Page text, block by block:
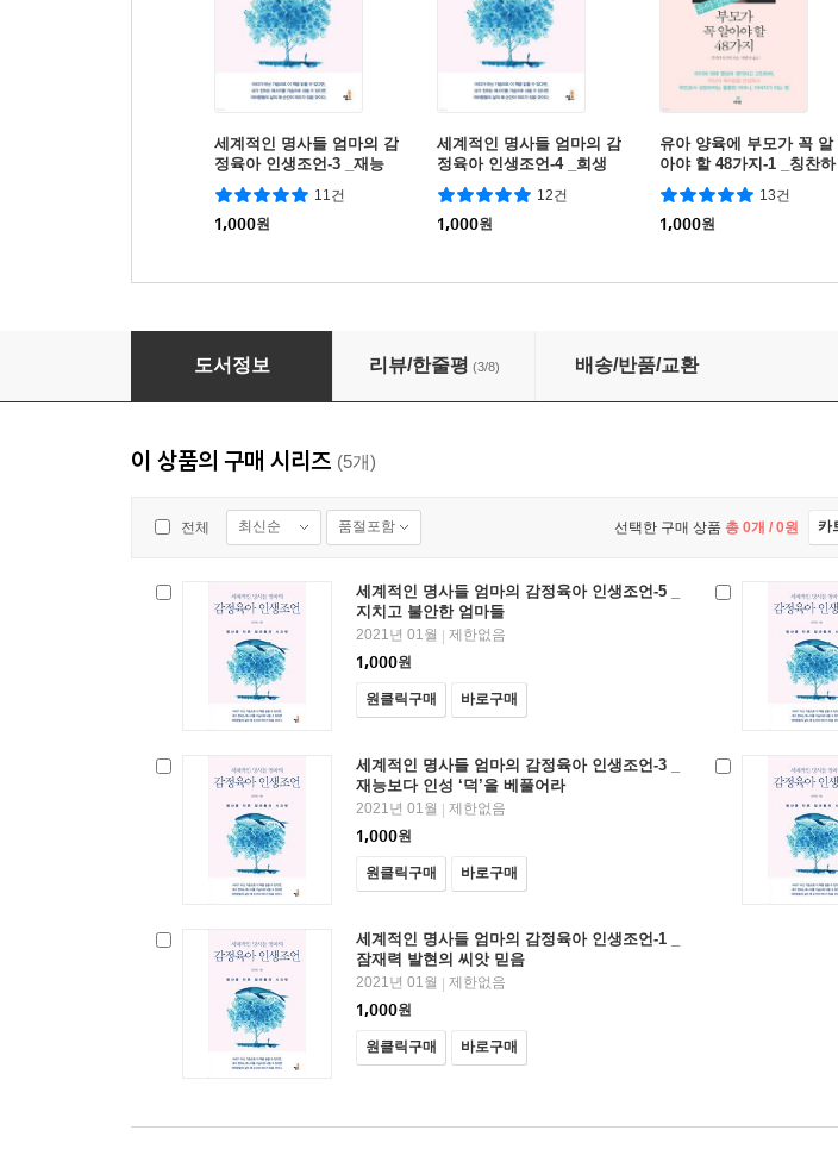
세계적인 명사들 엄마의 감
정육아 인생조언-3 _재능
보다 인성 ‘덕’을 베풀어라
11건
1,000원
세계적인 명사들 엄마의 감
정육아 인생조언-4 _희생
이 아닌 헌신
12건
1,000원
유아 양육에 부모가 꼭 알
아야 할 48가지-1 _칭찬하
기, 아이를 쑥쑥 자라게 한
다
13건
1,000원
세계적인 명사들 엄마의 감정육아 인생조언-5 _지치고 불안한 엄마들
도서정보 리뷰/한줄평 (3/8) 배송/반품/교환
이 상품의 구매 시리즈 (5개)
전체 최신순 품절포함 선택한 구매 상품 총 0개 / 0원 카
세계적인 명사들 엄마의 감정육아 인생조언-5 _
지치고 불안한 엄마들
2021년 01월 | 제한없음
1,000원
원클릭구매 바로구매
세계적인 명사들 엄마의 감정육아 인생조언-3 _
재능보다 인성 ‘덕’을 베풀어라
2021년 01월 | 제한없음
1,000원
원클릭구매 바로구매
세계적인 명사들 엄마의 감정육아 인생조언-1 _
잠재력 발현의 씨앗 믿음
2021년 01월 | 제한없음
1,000원
원클릭구매 바로구매